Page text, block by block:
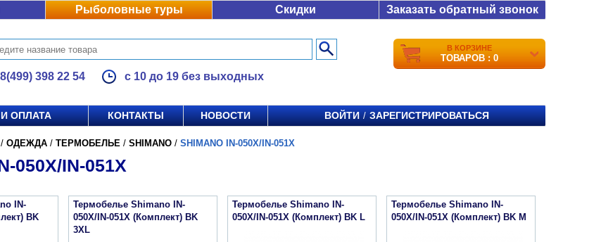
Рыболовные туры Скидки Заказать обратный звонок
8(499) 398 22 54 с 10 до 19 без выходных
В КОРЗИНЕ
ТОВАРОВ : 0
ОПЛАТА КОНТАКТЫ НОВОСТИ ВОЙТИ / ЗАРЕГИСТРИРОВАТЬСЯ
/ ОДЕЖДА / ТЕРМОБЕЛЬЕ / SHIMANO / SHIMANO IN-050X/IN-051X
050X/IN-051X
IN-
BK
Термобелье Shimano IN-
050X/IN-051X (Комплект) BK
3XL
Термобелье Shimano IN-
050X/IN-051X (Комплект) BK L
Термобелье Shimano IN-
050X/IN-051X (Комплект) BK M